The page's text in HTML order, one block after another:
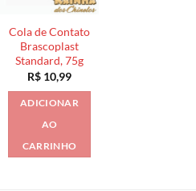
Cola de Contato
Brascoplast
Standard, 75g
R$ 10,99
ADICIONAR
AO
CARRINHO